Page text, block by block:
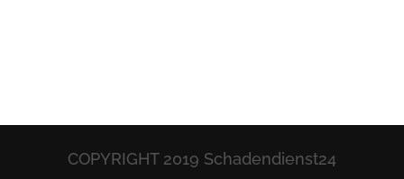
COPYRIGHT 2019 Schadendienst24